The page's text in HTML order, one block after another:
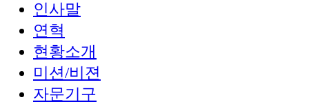
인사말
연혁
현황소개
미션/비젼
자문기구